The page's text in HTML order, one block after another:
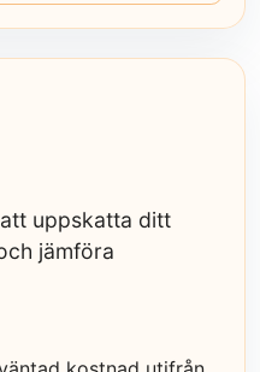
uppskatta ditt
jämföra